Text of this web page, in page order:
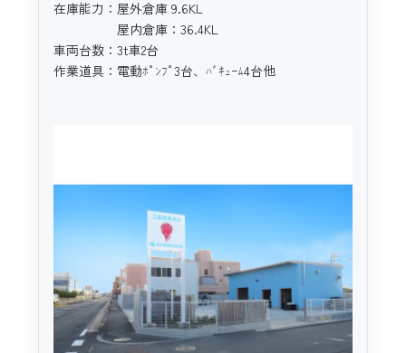
在庫能力：屋外倉庫 9.6KL
屋内倉庫：36.4KL
車両台数：3t車2台
作業道具：電動ﾎﾟﾝﾌﾟ3台、ﾊﾞｷｭｰﾑ4台他